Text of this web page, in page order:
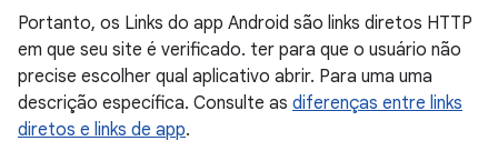
Portanto, os Links do app Android são links diretos HTTP
em que seu site é verificado. ter para que o usuário não
precise escolher qual aplicativo abrir. Para uma uma
descrição específica. Consulte as diferenças entre links
diretos e links de app.